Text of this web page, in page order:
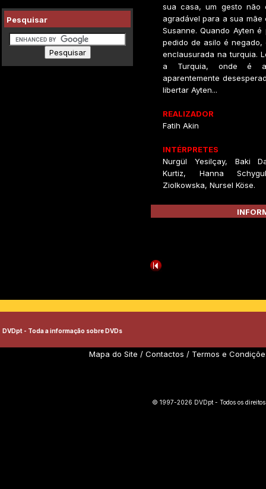
Pesquisar
sua casa, um gesto não
agradável para a sua mãe
Susanne. Quando Ayten
pedido de asilo é negado,
enclausurada na turquia.
a Turquia, onde é
aparentemente
libertar Ayten...
REALIZADOR
Fatih Akin
INTÉRPRETES
Nurgül Yesilçay, Baki
Kurtiz, Hanna
Ziolkowska, Nursel Köse.
DVDpt - Toda a informação sobre DVDs
Mapa do Site / Contactos / Termos e
© 1997-2026 DVDpt - Todos os direitos